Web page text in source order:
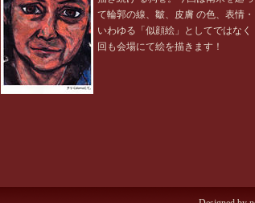
て輪郭の線、皺、皮膚 の色、表情
いわゆる「似顔絵」としてではな
回も会場にて絵を描きます！